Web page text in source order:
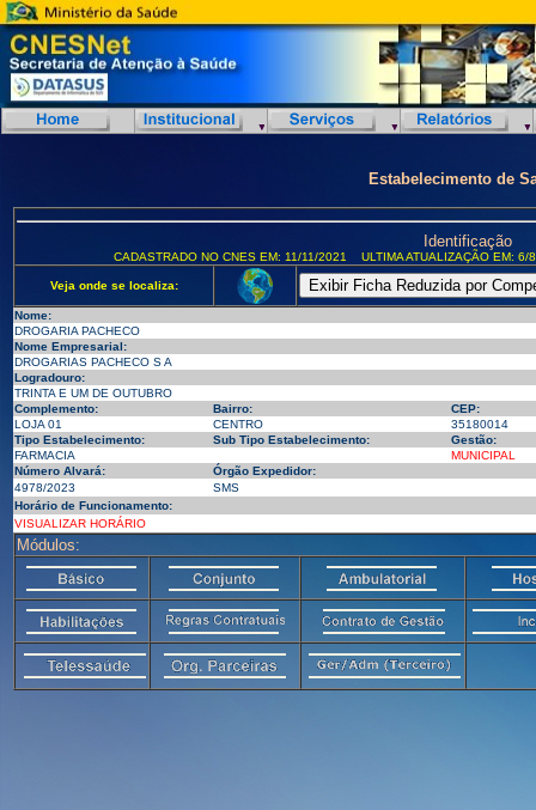
Estabelecimento de
Identificação
CADASTRADO NO CNES EM: 11/11/2021 ULTIMA ATUALIZAÇÃO EM:
Veja onde se localiza:
Nome:
DROGARIA PACHECO
Nome Empresarial:
DROGARIAS PACHECO S A
Logradouro:
TRINTA E UM DE OUTUBRO
Complemento:
Bairro:
CEP:
LOJA 01
CENTRO
35180014
Tipo Estabelecimento:
Sub Tipo Estabelecimento:
Gestão:
FARMACIA
MUNICIPAL
Número Alvará:
Órgão Expedidor:
4978/2023
SMS
Horário de Funcionamento:
VISUALIZAR HORÁRIO
Módulos: